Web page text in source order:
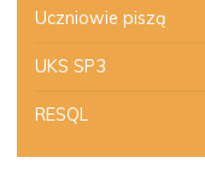
Uczniowie piszą
UKS SP3
RESQL